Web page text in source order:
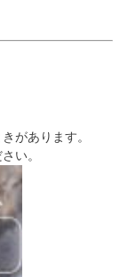
があります。
い。